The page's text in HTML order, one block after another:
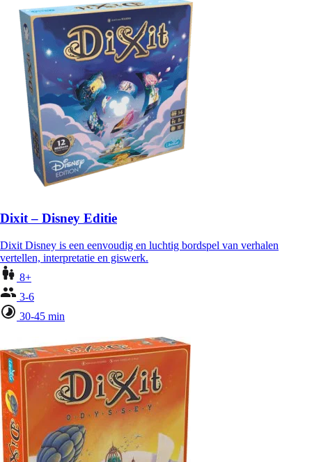
Dixit – Disney Editie
Dixit Disney is een eenvoudig en luchtig bordspel van verhalen
vertellen, interpretatie en giswerk.
8+
3-6
30-45 min